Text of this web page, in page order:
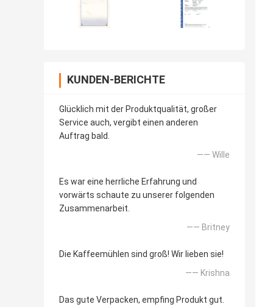
KUNDEN-BERICHTE
Glücklich mit der Produktqualität, großer
Service auch, vergibt einen anderen
Auftrag bald.
—— Wille
Es war eine herrliche Erfahrung und
vorwärts schaute zu unserer folgenden
Zusammenarbeit.
—— Britney
Die Kaffeemühlen sind groß! Wir lieben sie!
—— Krishna
Das gute Verpacken, empfing Produkt gut.